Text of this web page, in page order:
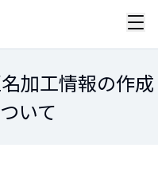
加工情報の作成
いて